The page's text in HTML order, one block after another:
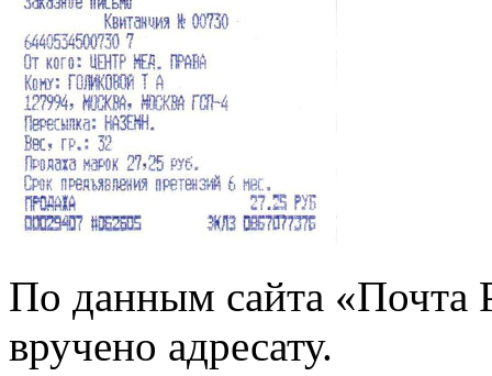
По данным сайта «Почта
вручено адресату.